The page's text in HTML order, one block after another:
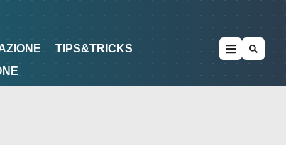
DI PROGETTAZIONE
TIPS&TRICKS